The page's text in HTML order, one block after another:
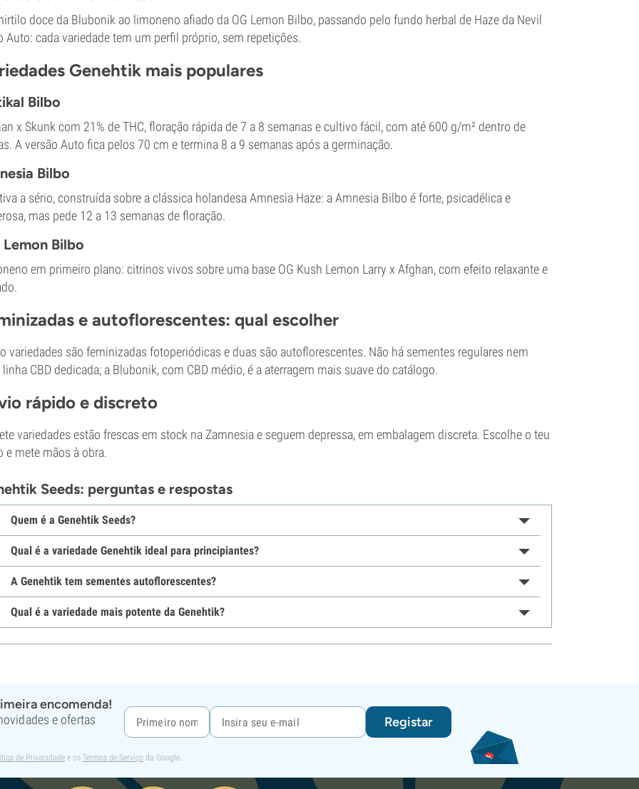
doce da Blubonik ao limoneno afiado da OG Lemon Bilbo, passando pelo fundo herbal de Haze da Nevil
Auto: cada variedade tem um perfil próprio, sem repetições.
Genehtik mais populares
Bilbo
x Skunk com 21% de THC, floração rápida de 7 a 8 semanas e cultivo fácil, com até 600 g/m² dentro de
A versão Auto fica pelos 70 cm e termina 8 a 9 semanas após a germinação.
Bilbo
a sério, construída sobre a clássica holandesa Amnesia Haze: a Amnesia Bilbo é forte, psicadélica e
mas pede 12 a 13 semanas de floração.
Lemon Bilbo
em primeiro plano: citrinos vivos sobre uma base OG Kush Lemon Larry x Afghan, com efeito relaxante e
e autoflorescentes: qual escolher
variedades são feminizadas fotoperiódicas e duas são autoflorescentes. Não há sementes regulares nem
linha CBD dedicada; a Blubonik, com CBD médio, é a aterragem mais suave do catálogo.
rápido e discreto
variedades estão frescas em stock na Zamnesia e seguem depressa, em embalagem discreta. Escolhe o teu
e mete mãos à obra.
Seeds: perguntas e respostas
Quem é a Genehtik Seeds?
Qual é a variedade Genehtik ideal para principiantes?
A Genehtik tem sementes autoflorescentes?
Qual é a variedade mais potente da Genehtik?
encomenda!
e ofertas
Registar
de Privacidade e os Termos de Serviço da Google.